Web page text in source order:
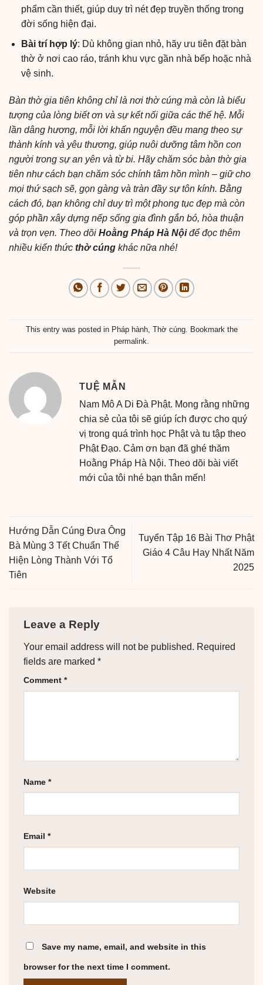
phẩm cần thiết, giúp duy trì nét đẹp truyền thống trong
đời sống hiện đại.
Bài trí hợp lý: Dù không gian nhỏ, hãy ưu tiên đặt bàn
thờ ở nơi cao ráo, tránh khu vực gần nhà bếp hoặc nhà
vệ sinh.
Bàn thờ gia tiên không chỉ là nơi thờ cúng mà còn là biểu
tượng của lòng biết ơn và sự kết nối giữa các thế hệ. Mỗi
lần dâng hương, mỗi lời khấn nguyện đều mang theo sự
thành kính và yêu thương, giúp nuôi dưỡng tâm hồn con
người trong sự an yên và từ bi. Hãy chăm sóc bàn thờ gia
tiên như cách bạn chăm sóc chính tâm hồn mình – giữ cho
mọi thứ sạch sẽ, gọn gàng và tràn đầy sự tôn kính. Bằng
cách đó, bạn không chỉ duy trì một phong tục đẹp mà còn
góp phần xây dựng nếp sống gia đình gắn bó, hòa thuận
và trọn vẹn. Theo dõi Hoằng Pháp Hà Nộiđể đọc thêm
nhiều kiến thức thờ cúng khác nữa nhé!
This entry was posted in Pháp hành, Thờ cúng. Bookmark the
permalink.
TUỆ MẪN
Nam Mô A Di Đà Phật. Mong rằng những
chia sẻ của tôi sẽ giúp ích được cho quý
vị trong quá trình học Phật và tu tập theo
Phật Đạo. Cảm ơn bạn đã ghé thăm
Hoằng Pháp Hà Nội. Theo dõi bài viết
mới của tôi nhé bạn thân mến!
Hướng Dẫn Cúng Đưa Ông
Bà Mùng 3 Tết Chuẩn Thể
Hiện Lòng Thành Với Tổ
Tiên
Tuyển Tập 16 Bài Thơ Phật
Giáo 4 Câu Hay Nhất Năm
2025
Leave a Reply
Your email address will not be published. Required
fields are marked *
Comment *
Name *
Email *
Website
Save my name, email, and website in this
browser for the next time I comment.